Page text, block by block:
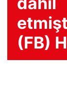
(FB)